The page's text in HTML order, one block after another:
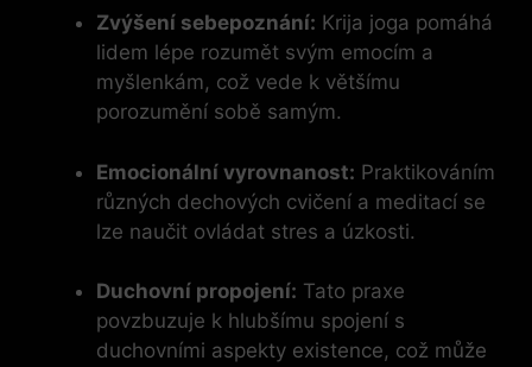
Zvýšení sebepoznání: Krija joga pomáhá
lidem lépe rozumět svým emocím a
myšlenkám, což vede k většímu
porozumění sobě samým.
Emocionální vyrovnanost: Praktikováním
různých dechových cvičení a meditací se
lze naučit ovládat stres a úzkosti.
Duchovní propojení: Tato praxe
povzbuzuje k hlubšímu spojení s
duchovními aspekty existence, což může